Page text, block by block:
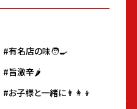
#有名店の味🧑‍🍳
#旨激辛🌶
#お子様と一緒に👨‍👩‍👦